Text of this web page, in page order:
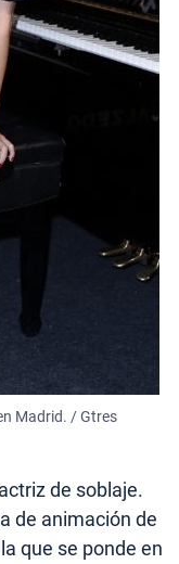
Madrid. / Gtres
de soblaje.
de animación de
que se ponde en